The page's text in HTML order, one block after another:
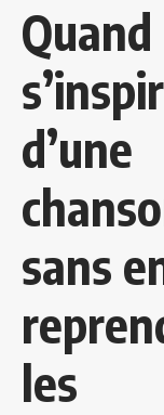
Quand
d’une
sans
les